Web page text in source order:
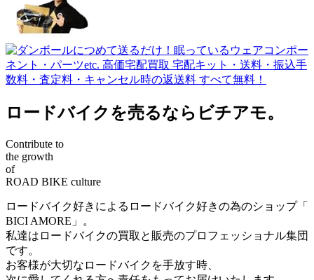
ロードバイクを売るならビチアモ。
Contribute to
the growth
of
ROAD BIKE culture
ロードバイク好きによるロードバイク好きの為のショップ「
BICI AMORE」。
私達はロードバイクの買取と販売のプロフェッショナル集団
です。
お客様が大切なロードバイクを手放す時、